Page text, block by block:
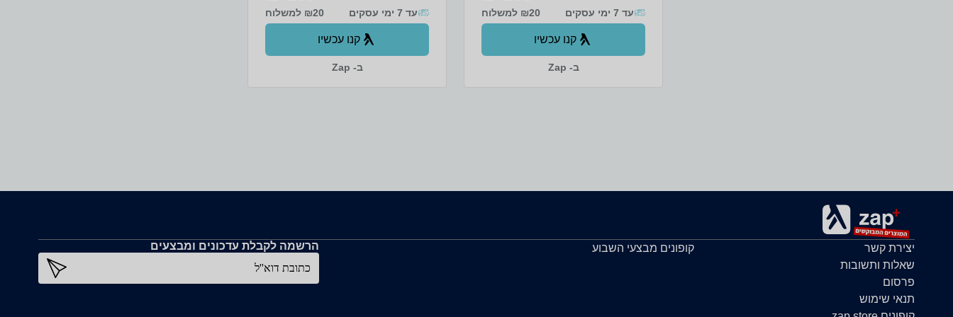
ס''מרוחב 22 ס''מעומק 15.5 ס''ממשקל
0.75 ק''ג
₪20 למשלוח עד 7 ימי עסקים
קנו עכשיו
ב- Zap
ס''מרוחב 22 ס''מעומק 15.5 ס''ממשקל
0.75 ק''ג
₪20 למשלוח עד 7 ימי עסקים
קנו עכשיו
ב- Zap
יצירת קשר
שאלות ותשובות
פרסום
תנאי שימוש
קופונים מבצעי השבוע
הרשמה לקבלת עדכונים ומבצעים
כתובת דוא''ל